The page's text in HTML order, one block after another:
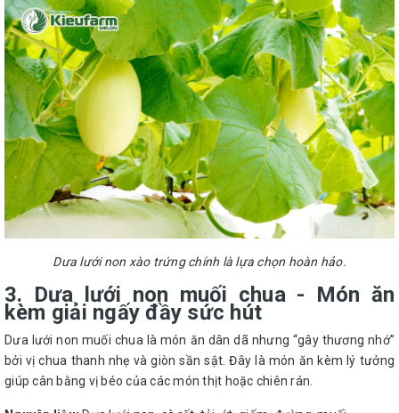
Dưa lưới non xào trứng chính là lựa chọn hoàn hảo.
3. Dưa lưới non muối chua - Món ăn
kèm giải ngấy đầy sức hút
Dưa lưới non muối chua là món ăn dân dã nhưng “gây thương nhớ”
bởi vị chua thanh nhẹ và giòn sần sật. Đây là món ăn kèm lý tưởng
giúp cân bằng vị béo của các món thịt hoặc chiên rán.